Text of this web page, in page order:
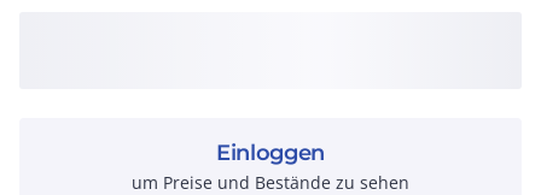
Einloggen
um Preise und Bestände zu sehen